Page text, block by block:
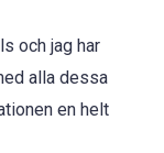
och jag har
alla dessa
en helt